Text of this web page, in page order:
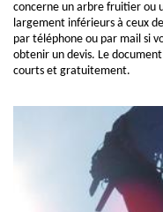
concerne un arbre fruitier ou
largement inférieurs à ceux
par téléphone ou par mail si
obtenir un devis. Le
courts et gratuitement.